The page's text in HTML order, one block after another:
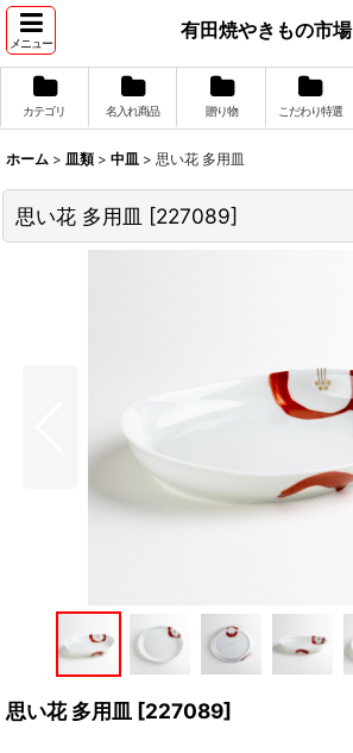
メニュー
有田焼やきもの市場
カテゴリ 名入れ商品 贈り物 こだわり特選
ホーム > 皿類 > 中皿 > 思い花 多用皿
思い花 多用皿 [227089]
思い花 多用皿 [227089]